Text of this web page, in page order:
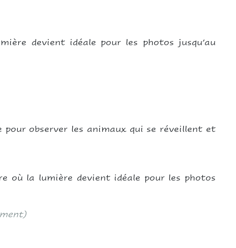
devient idéale pour les photos jusqu’au
observer les animaux qui se réveillent et
où la lumière devient idéale pour les photos